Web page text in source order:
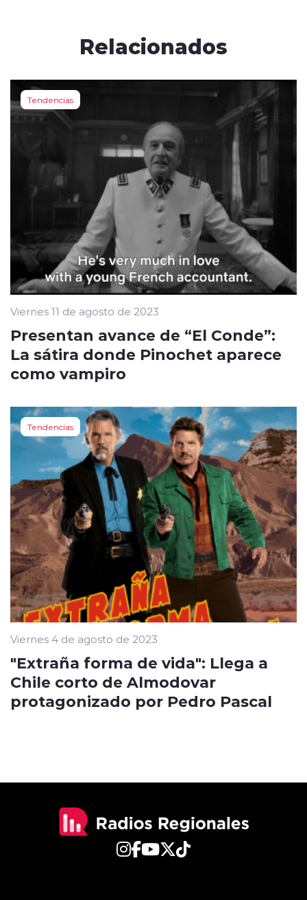
Relacionados
Tendencias
Viernes 11 de agosto de 2023
Presentan avance de “El Conde”:
La sátira donde Pinochet aparece
como vampiro
Tendencias
Viernes 4 de agosto de 2023
"Extraña forma de vida": Llega a
Chile corto de Almodovar
protagonizado por Pedro Pascal